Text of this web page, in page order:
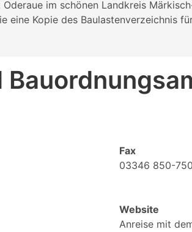
im schönen Landkreis
Kopie des Baulastenverzeichnis
Fax
03346 850-
Website
Anreise mit